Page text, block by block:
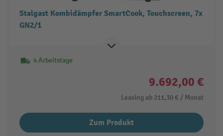
Stalgast Kombidämpfer SmartCook, Touchscreen, 7x
GN2/1
4 Arbeitstage
9.692,00 €
Leasing ab 211,30 € / Monat
Zum Produkt